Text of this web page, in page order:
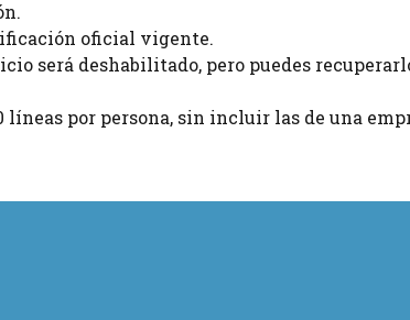
oficial vigente.
será deshabilitado, pero puedes
líneas por persona, sin incluir las de una